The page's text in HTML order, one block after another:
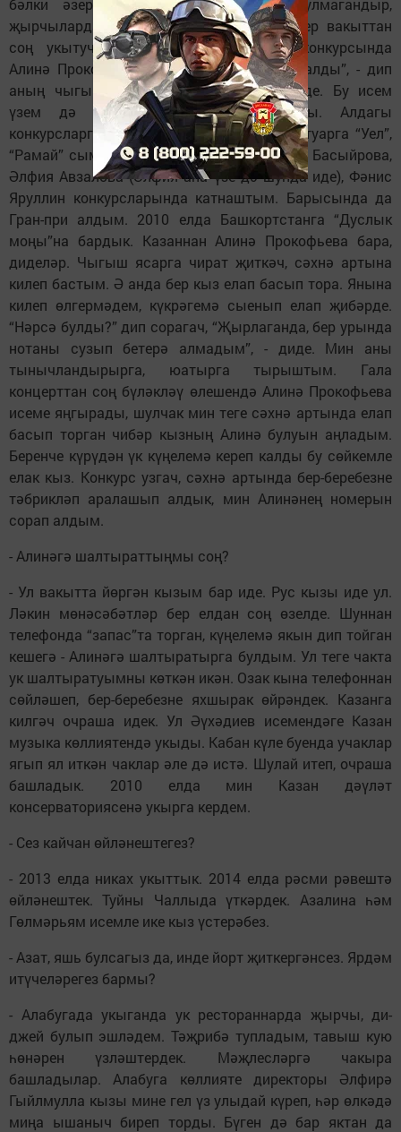
бәлки әзерлек тә ул кадәр көчле булмагандыр,
җырчылардан берәү дә узмады. Күпмедер вакыттан
соң укытучыбыз: “Татар моңы-2009” конкурсында
Алинә Прокофьева исемле кыз Гран-при алды”, - дип
аның чыгышы турыда шаккатып сөйләде. Бу исем
үзем дә сизмәстән күңелгә салынды. Алдагы
конкурсларга бик җитди әзерләнеп, репертуарга “Уел”,
“Рамай” сыман озын көйләр туплап, Зифа Басыйрова,
Әлфия Авзалова (Әлфия апа үзе дә шунда иде), Фәнис
Яруллин конкурсларында катнаштым. Барысында да
Гран-при алдым. 2010 елда Башкортстанга “Дуслык
моңы”на бардык. Казаннан Алинә Прокофьева бара,
диделәр. Чыгыш ясарга чират җиткәч, сәхнә артына
килеп бастым. Ә анда бер кыз елап басып тора. Янына
килеп өлгермәдем, күкрәгемә сыенып елап җибәрде.
“Нәрсә булды?” дип сорагач, “Җырлаганда, бер урында
нотаны сузып бетерә алмадым”, - диде. Мин аны
тынычландырырга, юатырга тырыштым. Гала
концерттан соң бүләкләү өлешендә Алинә Прокофьева
исеме яңгырады, шулчак мин теге сәхнә артында елап
басып торган чибәр кызның Алинә булуын аңладым.
Беренче күрүдән үк күңелемә кереп калды бу сөйкемле
елак кыз. Конкурс узгач, сәхнә артында бер-беребезне
тәбрикләп аралашып алдык, мин Алинәнең номерын
сорап алдым.
- Алинәгә шалтыраттыңмы соң?
- Ул вакытта йөргән кызым бар иде. Рус кызы иде ул.
Ләкин мөнәсәбәтләр бер елдан соң өзелде. Шуннан
телефонда “запас”та торган, күңелемә якын дип тойган
кешегә - Алинәгә шалтыратырга булдым. Ул теге чакта
ук шалтыратуымны көткән икән. Озак кына телефоннан
сөйләшеп, бер-беребезне яхшырак өйрәндек. Казанга
килгәч очраша идек. Ул Әүхәдиев исемендәге Казан
музыка көллиятендә укыды. Кабан күле буенда учаклар
ягып ял иткән чаклар әле дә истә. Шулай итеп, очраша
башладык. 2010 елда мин Казан дәүләт
консерваториясенә укырга кердем.
- Сез кайчан өйләнештегез?
- 2013 елда никах укыттык. 2014 елда рәсми рәвештә
өйләнештек. Туйны Чаллыда үткәрдек. Азалина һәм
Гөлмәрьям исемле ике кыз үстерәбез.
- Азат, яшь булсагыз да, инде йорт җиткергәнсез. Ярдәм
итүчеләрегез бармы?
- Алабугада укыганда ук рестораннарда җырчы, ди-
джей булып эшләдем. Тәҗрибә тупладым, тавыш кую
һөнәрен үзләштердек. Мәҗлесләргә чакыра
башладылар. Алабуга көллияте директоры Әлфирә
Гыйлмулла кызы мине гел үз улыдай күреп, һәр өлкәдә
миңа ышаныч биреп торды. Бүген дә бар яктан да